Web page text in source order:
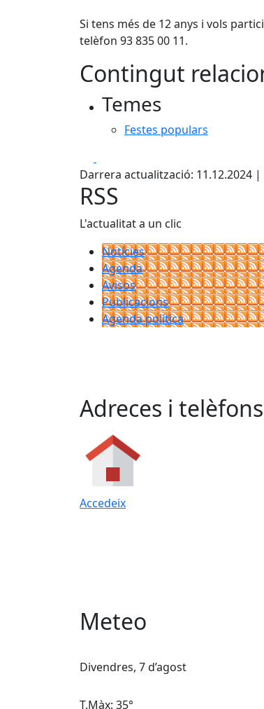
Si tens més de 12 anys i vols
telèfon 93 835 00 11.
Contingut
Temes
Festes populars
Darrera actualització: 11.12.2024 |
RSS
L'actualitat a un clic
Notícies
Agenda
Avisos
Publicacions
Agenda política
Adreces i telèfons
Accedeix
Meteo
Divendres, 7 d’agost
T.Màx: 35°